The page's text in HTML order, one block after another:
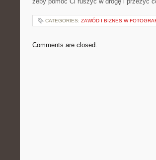
CATEGORIES: ZAWÓD I BIZNES W
Comments are closed.